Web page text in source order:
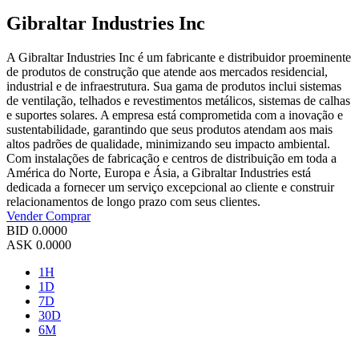
Gibraltar Industries Inc
A Gibraltar Industries Inc é um fabricante e distribuidor proeminente
de produtos de construção que atende aos mercados residencial,
industrial e de infraestrutura. Sua gama de produtos inclui sistemas
de ventilação, telhados e revestimentos metálicos, sistemas de calhas
e suportes solares. A empresa está comprometida com a inovação e
sustentabilidade, garantindo que seus produtos atendam aos mais
altos padrões de qualidade, minimizando seu impacto ambiental.
Com instalações de fabricação e centros de distribuição em toda a
América do Norte, Europa e Ásia, a Gibraltar Industries está
dedicada a fornecer um serviço excepcional ao cliente e construir
relacionamentos de longo prazo com seus clientes.
VenderComprar
BID 0.0000
ASK 0.0000
1H
1D
7D
30D
6M